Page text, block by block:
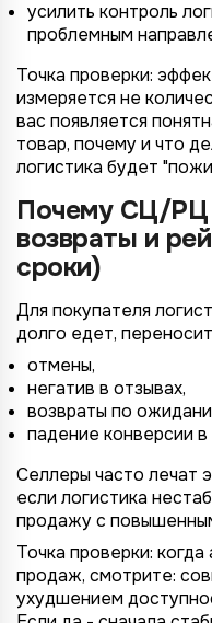
усилить контроль
проблемным
Точка проверки:
измеряется не
вас появляется
товар, почему и что
логистика будет
Почему СЦ/РЦ
возвраты и
сроки)
Для покупателя
долго едет,
отмены,
негатив в отзывах,
возвраты по
падение конверсии в
Селлеры часто лечат
если логистика
продажу с
Точка проверки:
продаж, смотрите:
ухудшением